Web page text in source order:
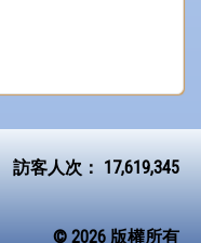
訪客人次： 17,619,345
© 2026 版權所有